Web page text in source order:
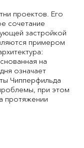
проектов. Его
сочетание
застройкой
примером
на
означает
Чипперфильда
при этом
протяжении